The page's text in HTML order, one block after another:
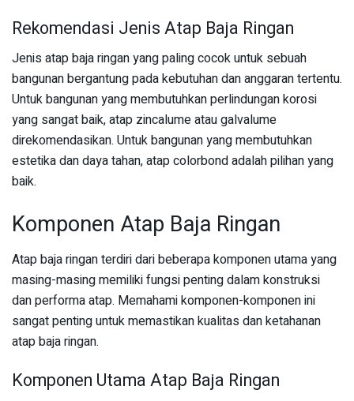
Rekomendasi Jenis Atap Baja Ringan
Jenis atap baja ringan yang paling cocok untuk sebuah
bangunan bergantung pada kebutuhan dan anggaran tertentu.
Untuk bangunan yang membutuhkan perlindungan korosi
yang sangat baik, atap zincalume atau galvalume
direkomendasikan. Untuk bangunan yang membutuhkan
estetika dan daya tahan, atap colorbond adalah pilihan yang
baik.
Komponen Atap Baja Ringan
Atap baja ringan terdiri dari beberapa komponen utama yang
masing-masing memiliki fungsi penting dalam konstruksi
dan performa atap. Memahami komponen-komponen ini
sangat penting untuk memastikan kualitas dan ketahanan
atap baja ringan.
Komponen Utama Atap Baja Ringan